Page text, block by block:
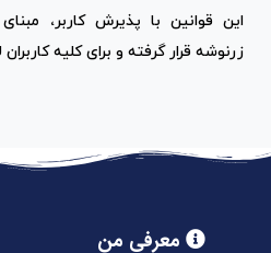
این قوانین با پذیرش کاربر،
زرنوشه قرار گرفته و برای کلیه کاربران
معرفی من